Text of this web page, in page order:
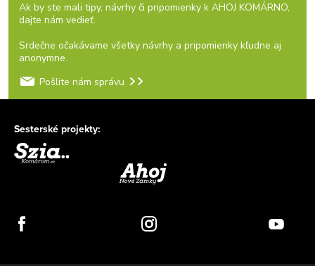
Ak by ste mali tipy, návrhy či pripomienky k AHOJ KOMÁRNO,
dajte nám vedieť.
Srdečne očakávame všetky návrhy a pripomienky kľudne aj
anonymne.
Pošlite nám správu
Sesterské projekty: